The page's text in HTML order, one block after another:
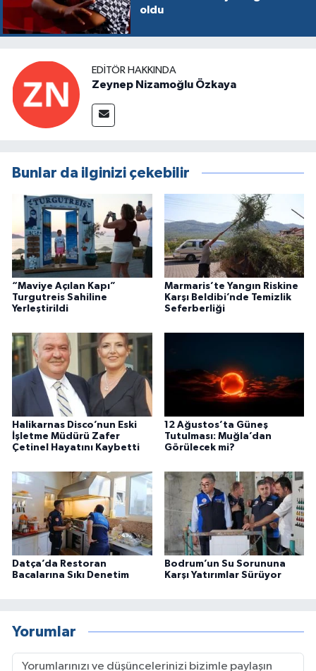
oldu
EDITÖR HAKKINDA
Zeynep Nizamoğlu Özkaya
Bunlar da ilginizi çekebilir
“Maviye Açılan Kapı”
Turgutreis Sahiline
Yerleştirildi
Marmaris’te Yangın Riskine
Karşı Beldibi’nde Temizlik
Seferberliği
Halikarnas Disco’nun Eski
İşletme Müdürü Zafer
Çetinel Hayatını Kaybetti
12 Ağustos’ta Güneş
Tutulması: Muğla’dan
Görülecek mi?
Datça’da Restoran
Bacalarına Sıkı Denetim
Bodrum’un Su Sorununa
Karşı Yatırımlar Sürüyor
Yorumlar